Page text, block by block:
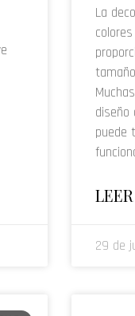
La
diseño
puede
29 de